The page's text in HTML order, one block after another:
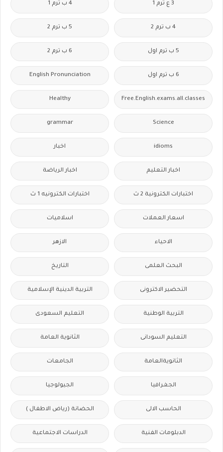
3 ع ترم 1 4 ب ترم 1
4 ب ترم 2 5 ب ترم 2
5 ب ترم اول 6 ب ترم 2
6 ب ترم اول English Pronunciation
Free.English.exams.all.classes
Healthy
Science
grammar
idioms اخبار
اخبار التعليم اخبار الرياضة
اختبارات الكترونية 2 ث اختبارات الكترونيه 1 ث
اسعار العملات اسلاميات
الاحياء الازهر
البحث العلمى التاريخ
التحضير الاكترونى التربية الدينية الإسلامية
التربية الوطنية التعليم السعودى
التعليم السودانى الثانوية العامة
الثانويةالعامة الجامعات
الجغرافيا الجيولوجيا
الحاسب الالى الحضانة (رياض الاطفال )
الدبلومات الفنية الدراسات الاجتماعية